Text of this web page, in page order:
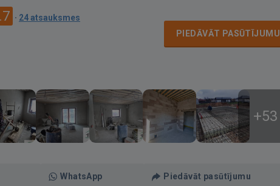
· 24 atsauksmes
PIEDĀVĀT PASŪTĪJUMU
+53
WhatsApp Piedāvāt pasūtījumu